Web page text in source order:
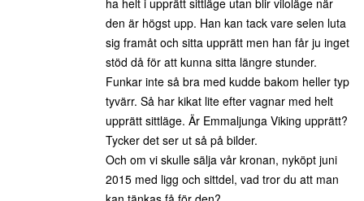
ha helt i upprätt sittläge utan blir viloläge när
den är högst upp. Han kan tack vare selen luta
sig framåt och sitta upprätt men han får ju inget
stöd då för att kunna sitta längre stunder.
Funkar inte så bra med kudde bakom heller typ
tyvärr. Så har kikat lite efter vagnar med helt
upprätt sittläge. Är Emmaljunga Viking upprätt?
Tycker det ser ut så på bilder.
Och om vi skulle sälja vår kronan, nyköpt juni
2015 med ligg och sittdel, vad tror du att man